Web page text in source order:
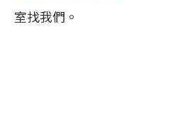
室找我們。